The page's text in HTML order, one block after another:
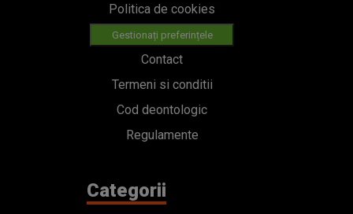
Politica de cookies
Gestionați preferințele
Contact
Termeni si conditii
Cod deontologic
Regulamente
Categorii